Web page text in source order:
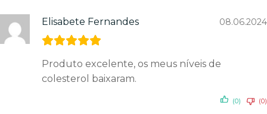
Elisabete Fernandes 08.06.2024
Produto excelente, os meus níveis de
colesterol baixaram.
(0) (0)